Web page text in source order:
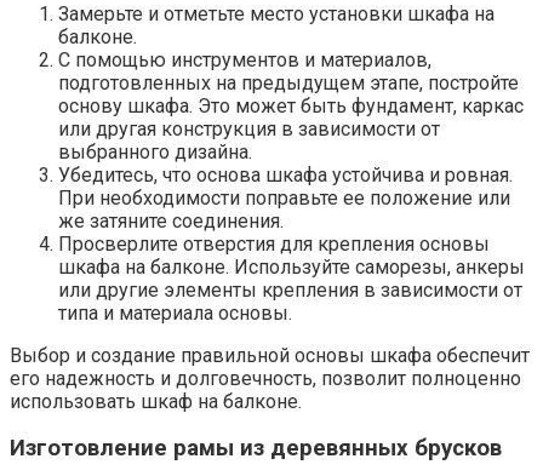
Замерьте и отметьте место установки шкафа на
балконе.​
С помощью инструментов и материалов,
подготовленных на предыдущем этапе, постройте
основу шкафа.​ Это может быть фундамент, каркас
или другая конструкция в зависимости от
выбранного дизайна.​
Убедитесь, что основа шкафа устойчива и ровная.​
При необходимости поправьте ее положение или
же затяните соединения.​
Просверлите отверстия для крепления основы
шкафа на балконе.​ Используйте саморезы, анкеры
или другие элементы крепления в зависимости от
типа и материала основы.
Выбор и создание правильной основы шкафа обеспечит
его надежность и долговечность, позволит полноценно
использовать шкаф на балконе.​
Изготовление рамы из деревянных брусков